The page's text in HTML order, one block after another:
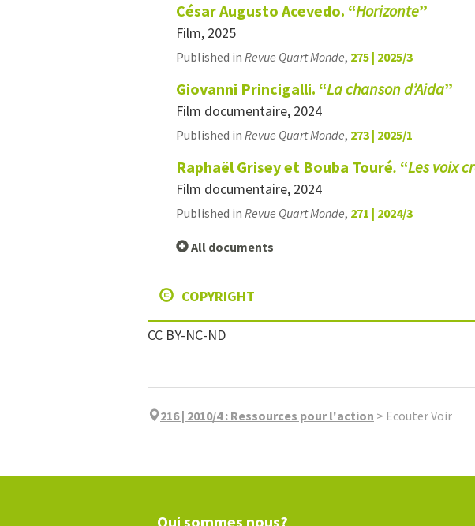
César Augusto Acevedo. “Horizonte”
Film, 2025
Published in Revue Quart Monde, 275 | 2025/3
Giovanni Princigalli. “La chanson d’Aida”
Film documentaire, 2024
Published in Revue Quart Monde, 273 | 2025/1
Raphaël Grisey et Bouba Touré. “Les voix
Film documentaire, 2024
Published in Revue Quart Monde, 271 | 2024/3
All documents
COPYRIGHT
CC BY-NC-ND
216 | 2010/4: Ressources pour l'action > Ecouter Voir
Qui sommes nous?